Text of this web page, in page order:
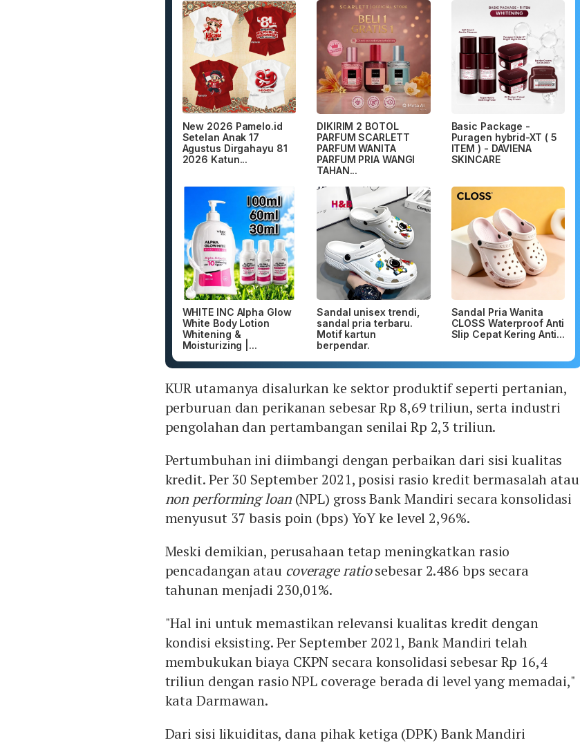
New 2026 Pamelo.id
Setelan Anak 17
Agustus Dirgahayu 81
2026 Katun...
DIKIRIM 2 BOTOL
PARFUM SCARLETT
PARFUM WANITA
PARFUM PRIA WANGI
TAHAN...
Basic Package -
Puragen hybrid-XT ( 5
ITEM ) - DAVIENA
SKINCARE
WHITE INC Alpha Glow
White Body Lotion
Whitening &
Moisturizing |...
Sandal unisex trendi,
sandal pria terbaru.
Motif kartun
berpendar.
Sandal Pria Wanita
CLOSS Waterproof Anti
Slip Cepat Kering Anti...
KUR utamanya disalurkan ke sektor produktif seperti pertanian,
perburuan dan perikanan sebesar Rp 8,69 triliun, serta industri
pengolahan dan pertambangan senilai Rp 2,3 triliun.
Pertumbuhan ini diimbangi dengan perbaikan dari sisi kualitas
kredit. Per 30 September 2021, posisi rasio kredit bermasalah atau
non performing loan(NPL) gross Bank Mandiri secara konsolidasi
menyusut 37 basis poin (bps) YoY ke level 2,96%.
Meski demikian, perusahaan tetap meningkatkan rasio
pencadangan atau coverage ratiosebesar 2.486 bps secara
tahunan menjadi 230,01%.
"Hal ini untuk memastikan relevansi kualitas kredit dengan
kondisi eksisting. Per September 2021, Bank Mandiri telah
membukukan biaya CKPN secara konsolidasi sebesar Rp 16,4
triliun dengan rasio NPL coverage berada di level yang memadai,"
kata Darmawan.
Dari sisi likuiditas, dana pihak ketiga (DPK) Bank Mandiri